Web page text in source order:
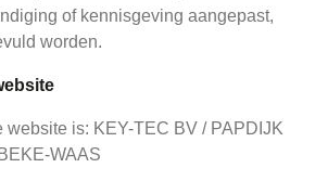
of kennisgeving aangepast,
worden.
website is: KEY-TEC BV / PAPDIJK
WAAS